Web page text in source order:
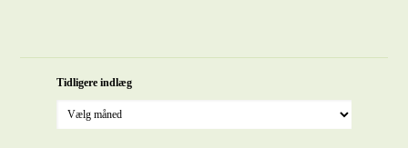
Tidligere indlæg